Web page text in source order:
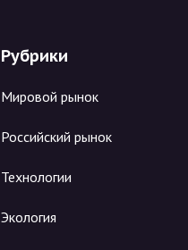
Рубрики
Мировой рынок
Российский рынок
Технологии
Экология